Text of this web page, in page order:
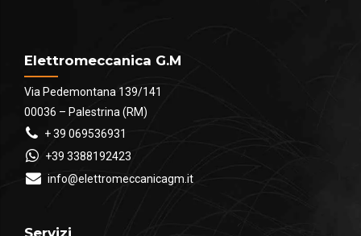
Elettromeccanica G.M
Via Pedemontana 139/141
00036 – Palestrina (RM)
+ 39 069536931
+39 3388192423
info@elettromeccanicagm.it
Servizi